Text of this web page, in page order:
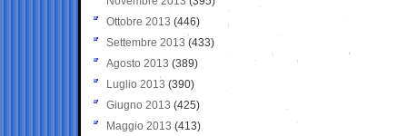
Ottobre 2013 (446)
Settembre 2013 (433)
Agosto 2013 (389)
Luglio 2013 (390)
Giugno 2013 (425)
Maggio 2013 (413)